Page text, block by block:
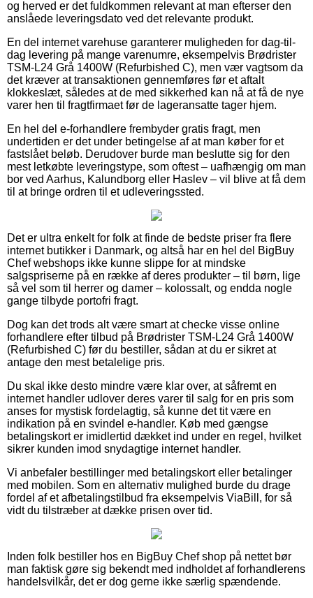
og herved er det fuldkommen relevant at man efterser den
anslåede leveringsdato ved det relevante produkt.
En del internet varehuse garanterer muligheden for dag-til-
dag levering på mange varenumre, eksempelvis Brødrister
TSM-L24 Grå 1400W (Refurbished C), men vær vagtsom da
det kræver at transaktionen gennemføres før et aftalt
klokkeslæt, således at de med sikkerhed kan nå at få de nye
varer hen til fragtfirmaet før de lageransatte tager hjem.
En hel del e-forhandlere frembyder gratis fragt, men
undertiden er det under betingelse af at man køber for et
fastslået beløb. Derudover burde man beslutte sig for den
mest letkøbte leveringstype, som oftest – uafhængig om man
bor ved Aarhus, Kalundborg eller Haslev – vil blive at få dem
til at bringe ordren til et udleveringssted.
Det er ultra enkelt for folk at finde de bedste priser fra flere
internet butikker i Danmark, og altså har en hel del BigBuy
Chef webshops ikke kunne slippe for at mindske
salgspriserne på en række af deres produkter – til børn, lige
så vel som til herrer og damer – kolossalt, og endda nogle
gange tilbyde portofri fragt.
Dog kan det trods alt være smart at checke visse online
forhandlere efter tilbud på Brødrister TSM-L24 Grå 1400W
(Refurbished C) før du bestiller, sådan at du er sikret at
antage den mest betalelige pris.
Du skal ikke desto mindre være klar over, at såfremt en
internet handler udlover deres varer til salg for en pris som
anses for mystisk fordelagtig, så kunne det tit være en
indikation på en svindel e-handler. Køb med gængse
betalingskort er imidlertid dækket ind under en regel, hvilket
sikrer kunden imod snydagtige internet handler.
Vi anbefaler bestillinger med betalingskort eller betalinger
med mobilen. Som en alternativ mulighed burde du drage
fordel af et afbetalingstilbud fra eksempelvis ViaBill, for så
vidt du tilstræber at dække prisen over tid.
Inden folk bestiller hos en BigBuy Chef shop på nettet bør
man faktisk gøre sig bekendt med indholdet af forhandlerens
handelsvilkår, det er dog gerne ikke særlig spændende.